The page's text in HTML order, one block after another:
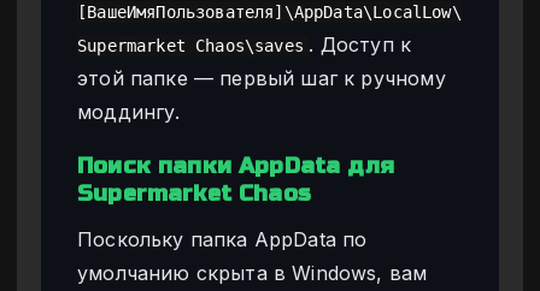
[ВашеИмяПользователя]\AppData\LocalLow\
Supermarket Chaos\saves . Доступ к
этой папке — первый шаг к ручному
моддингу.
Поиск папки AppData для
Supermarket Chaos
Поскольку папка AppData по
умолчанию скрыта в Windows, вам